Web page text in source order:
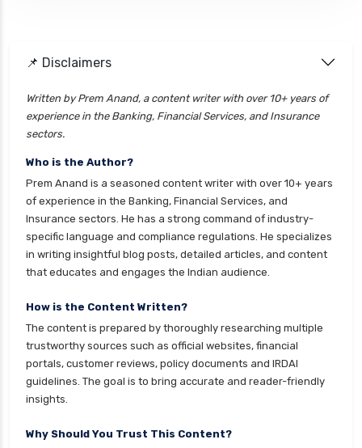
📌 Disclaimers
Written by Prem Anand, a content writer with over 10+ years of
experience in the Banking, Financial Services, and Insurance
sectors.
Who is the Author?
Prem Anand is a seasoned content writer with over 10+ years
of experience in the Banking, Financial Services, and
Insurance sectors. He has a strong command of industry-
specific language and compliance regulations. He specializes
in writing insightful blog posts, detailed articles, and content
that educates and engages the Indian audience.
How is the Content Written?
The content is prepared by thoroughly researching multiple
trustworthy sources such as official websites, financial
portals, customer reviews, policy documents and IRDAI
guidelines. The goal is to bring accurate and reader-friendly
insights.
Why Should You Trust This Content?